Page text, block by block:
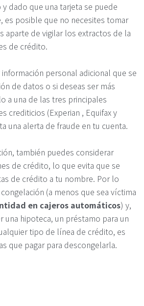
dado que una tarjeta se puede
es posible que no necesites tomar
aparte de vigilar los extractos de la
de crédito.
información personal adicional que se
de datos o si deseas ser más
a una de las tres principales
crediticios (Experian , Equifax y
una alerta de fraude en tu cuenta.
también puedes considerar
de crédito, lo que evita que se
de crédito a tu nombre. Por lo
(a menos que sea víctima
en cajeros automáticos) y,
una hipoteca, un préstamo para un
tipo de línea de crédito, es
que pagar para descongelarla.